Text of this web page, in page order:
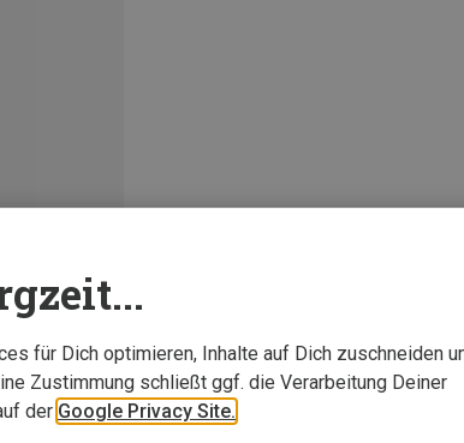
für Dich optimieren, Inhalte auf Dich zuschneiden
Zustimmung schließt ggf. die Verarbeitung Deiner
der Google Privacy Site.